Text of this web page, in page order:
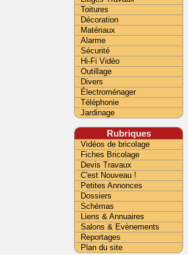
Toitures
Décoration
Matériaux
Alarme
Sécurité
Hi-Fi Vidéo
Outillage
Divers
Électroménager
Téléphonie
Jardinage
Rubriques
Vidéos de bricolage
Fiches Bricolage
Devis Travaux
C'est Nouveau !
Petites Annonces
Dossiers
Schémas
Liens & Annuaires
Salons & Evènements
Reportages
Plan du site